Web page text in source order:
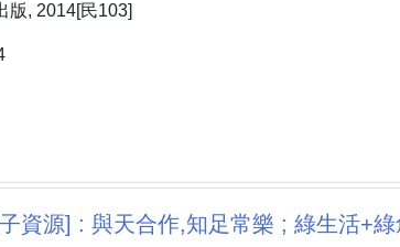
版, 2014[民103]
資源] : 與天合作,知足常樂 ; 綠生活+